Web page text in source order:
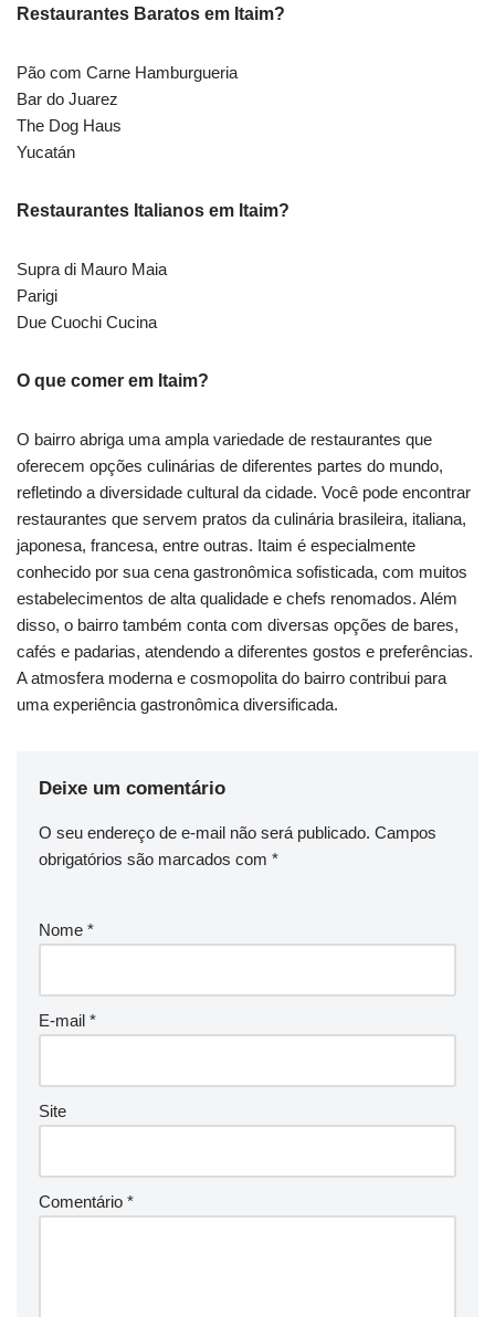
Restaurantes Baratos em Itaim?
Pão com Carne Hamburgueria
Bar do Juarez
The Dog Haus
Yucatán
Restaurantes Italianos em Itaim?
Supra di Mauro Maia
Parigi
Due Cuochi Cucina
O que comer em Itaim?
O bairro abriga uma ampla variedade de restaurantes que
oferecem opções culinárias de diferentes partes do mundo,
refletindo a diversidade cultural da cidade. Você pode encontrar
restaurantes que servem pratos da culinária brasileira, italiana,
japonesa, francesa, entre outras. Itaim é especialmente
conhecido por sua cena gastronômica sofisticada, com muitos
estabelecimentos de alta qualidade e chefs renomados. Além
disso, o bairro também conta com diversas opções de bares,
cafés e padarias, atendendo a diferentes gostos e preferências.
A atmosfera moderna e cosmopolita do bairro contribui para
uma experiência gastronômica diversificada.
Deixe um comentário
O seu endereço de e-mail não será publicado. Campos
obrigatórios são marcados com *
Nome *
E-mail *
Site
Comentário *